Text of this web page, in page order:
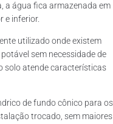
a água fica armazenada em
e inferior.
utilizado onde existem
sem necessidade de
solo atende características
de fundo cônico para os
trocado, sem maiores